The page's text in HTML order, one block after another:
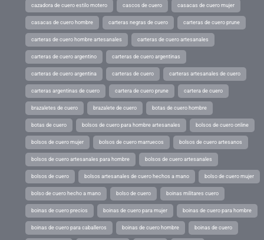
cazadora de cuero estilo motero cascos de cuero casacas de cuero mujer
casacas de cuero hombre carteras negras de cuero carteras de cuero prune
carteras de cuero hombre artesanales carteras de cuero artesanales
carteras de cuero argentino carteras de cuero argentinas
carteras de cuero argentina carteras de cuero carteras artesanales de cuero
carteras argentinas de cuero cartera de cuero prune cartera de cuero
brazaletes de cuero brazalete de cuero botas de cuero hombre
botas de cuero bolsos de cuero para hombre artesanales bolsos de cuero online
bolsos de cuero mujer bolsos de cuero marruecos bolsos de cuero artesanos
bolsos de cuero artesanales para hombre bolsos de cuero artesanales
bolsos de cuero bolsos artesanales de cuero hechos a mano bolso de cuero mujer
bolso de cuero hecho a mano bolso de cuero boinas militares cuero
boinas de cuero precios boinas de cuero para mujer boinas de cuero para hombre
boinas de cuero para caballeros boinas de cuero hombre boinas de cuero